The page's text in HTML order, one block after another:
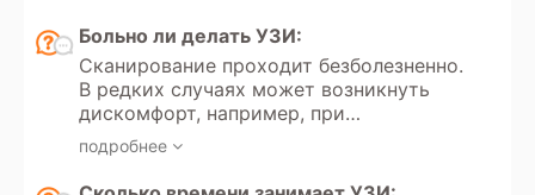
Больно ли делать УЗИ:
Сканирование проходит безболезненно.
В редких случаях может возникнуть
дискомфорт, например, при
надавливании датчиком на живот или
область с кожным воспалением.
подробнее